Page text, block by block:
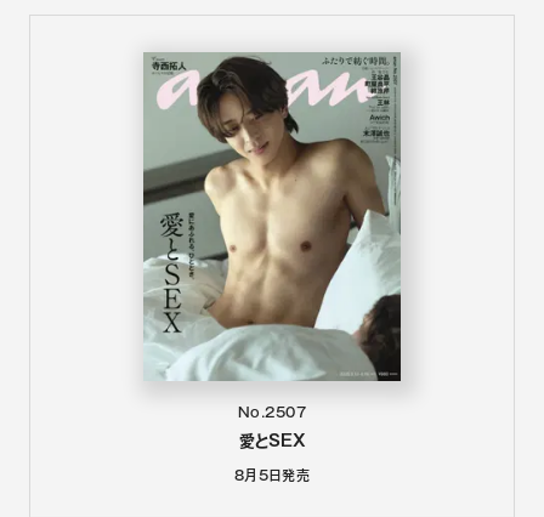
No.2507
愛とSEX
8月5日発売